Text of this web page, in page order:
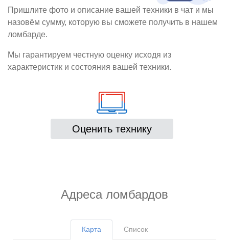
Пришлите фото и описание вашей техники в чат и мы
назовём сумму, которую вы сможете получить в нашем
ломбарде.
Мы гарантируем честную оценку исходя из
характеристик и состояния вашей техники.
Оценить технику
Адреса ломбардов
Карта Список